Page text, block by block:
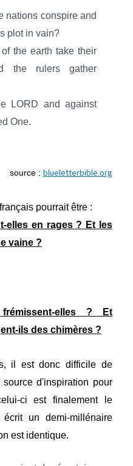
nations conspire and
plot in vain?
the earth take their
the rulers gather
LORD and against
One.
source : blueletterbible.org
pourrait être :
elles en rages ? Et les
vaine ?
elles ? Et
ils des chimères ?
il est donc difficile de
source d'inspiration pour
ci est finalement le
un demi-millénaire
est identique.